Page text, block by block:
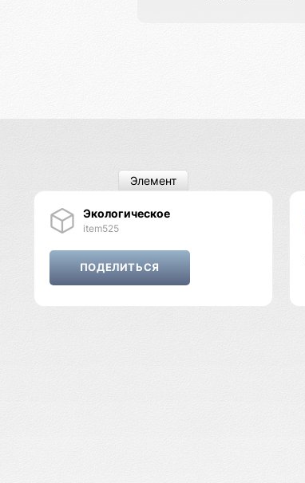
Экологическое
item525
Элемент